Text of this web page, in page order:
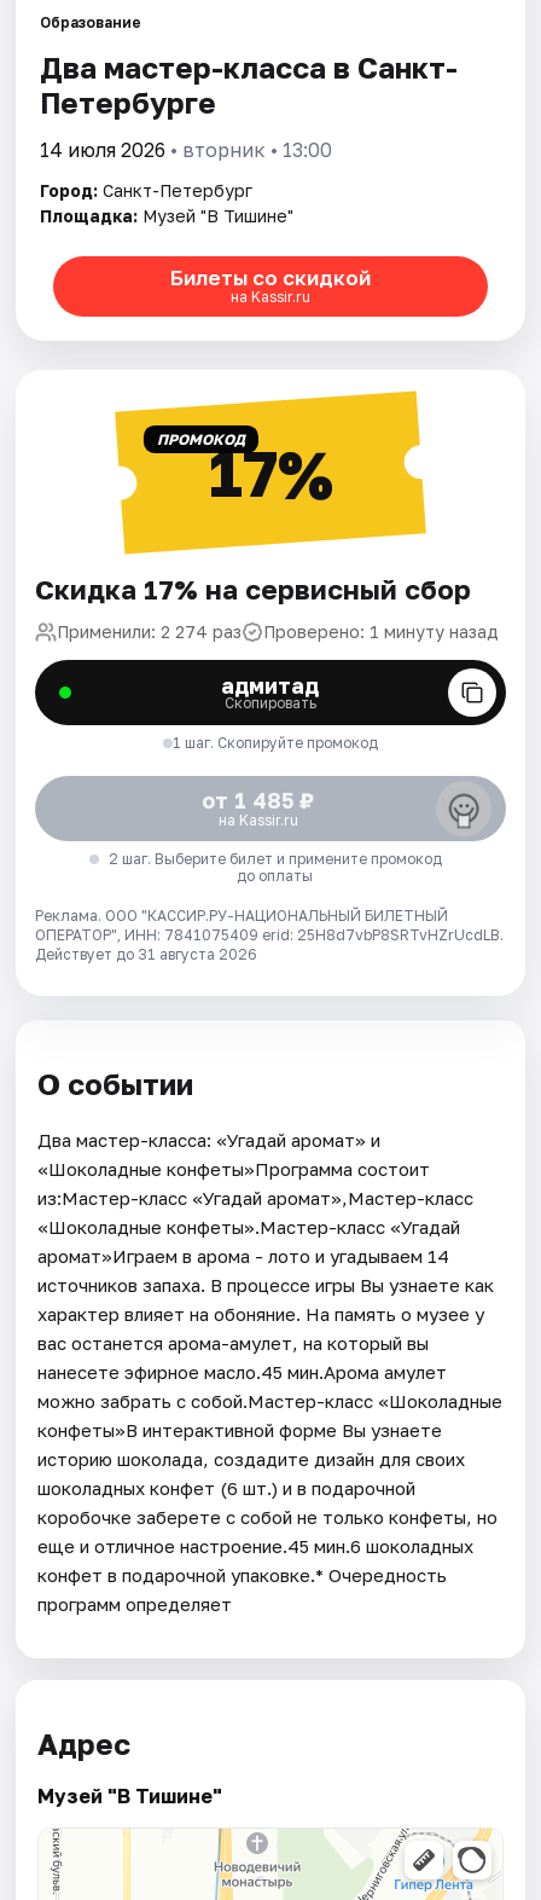
Города
Площадки
Рейтинги
Образование
Два мастер-класса в Санкт-
Петербурге
14 июля 2026 • вторник • 13:00
Город: Санкт-Петербург
Площадка: Музей "В Тишине"
Билеты со скидкой
на Kassir.ru
ПРОМОКОД17%
Скидка 17% на сервисный сбор
Применили: 2 274 раз Проверено: 1 минуту назад
адмитад
Скопировать
1 шаг. Скопируйте промокод
от 1 485 ₽
на Kassir.ru
2 шаг. Выберите билет и примените промокод
до оплаты
Реклама. ООО "КАССИР.РУ-НАЦИОНАЛЬНЫЙ БИЛЕТНЫЙ
ОПЕРАТОР", ИНН: 7841075409 erid: 25H8d7vbP8SRTvHZrUcdLB.
Действует до 31 августа 2026
О событии
Два мастер-класса: «Угадай аромат» и
«Шоколадные конфеты»Программа состоит
из:Мастер-класс «Угадай аромат»,Мастер-класс
«Шоколадные конфеты».Мастер-класс «Угадай
аромат»Играем в арома - лото и угадываем 14
источников запаха. В процессе игры Вы узнаете как
характер влияет на обоняние. На память о музее у
вас останется арома-амулет, на который вы
нанесете эфирное масло.45 мин.Арома амулет
можно забрать с собой.Мастер-класс «Шоколадные
конфеты»В интерактивной форме Вы узнаете
историю шоколада, создадите дизайн для своих
шоколадных конфет (6 шт.) и в подарочной
коробочке заберете с собой не только конфеты, но
еще и отличное настроение.45 мин.6 шоколадных
конфет в подарочной упаковке.* Очередность
программ определяет
Адрес
Музей "В Тишине"